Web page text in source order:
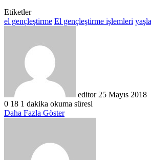
Etiketler
el gençleştirme El gençleştirme işlemleri
editor 25 Mayıs 2018
0 18 1 dakika okuma süresi
Daha Fazla Göster